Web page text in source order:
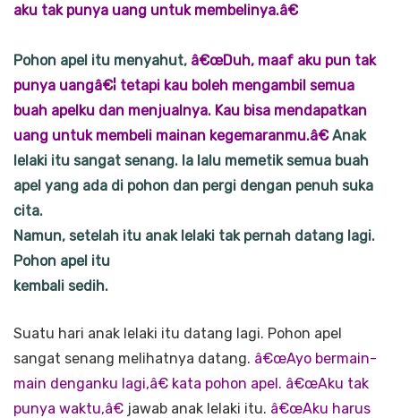
aku tak punya uang untuk membelinya.â€
Pohon apel itu menyahut, â€œDuh, maaf aku pun tak
punya uangâ€¦ tetapi kau boleh mengambil semua
buah apelku dan menjualnya. Kau bisa mendapatkan
uang untuk membeli mainan kegemaranmu.â€Anak
lelaki itu sangat senang. Ia lalu memetik semua buah
apel yang ada di pohon dan pergi dengan penuh suka
cita.
Namun, setelah itu anak lelaki tak pernah datang lagi.
Pohon apel itu
kembali sedih.
Suatu hari anak lelaki itu datang lagi. Pohon apel
sangat senang melihatnya datang. â€œAyo bermain-
main denganku lagi,â€ kata pohon apel. â€œAku tak
punya waktu,â€ jawab anak lelaki itu. â€œAku harus